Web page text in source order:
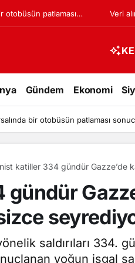
otobüsün patlaması
kişi hayatını
Veri
Gündem Ekonomi
bir otobüsün patlaması
katiller 334 gündür Gazze’de
saldırıları 334.
yoğun işgal